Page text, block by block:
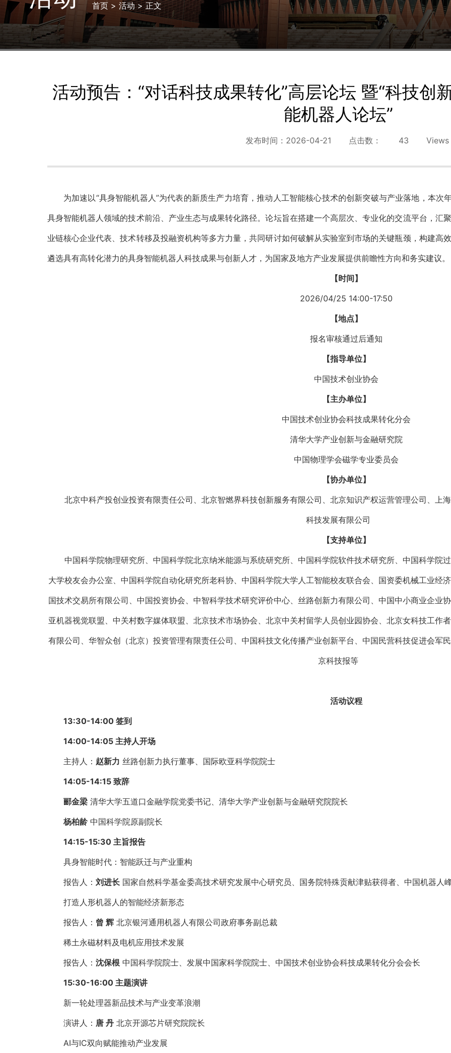
首页 > 活动> 正文
活动预告：“对话科技成果转化”高层论坛 暨“科技
能机器人论坛”
发布时间：2026-04-21 点击数： 43 Views
为加速以“具身智能机器人”为代表的新质生产力培育，推动人工智能核心技术的创新突破与产业落地，本次
具身智能机器人领域的技术前沿、产业生态与成果转化路径。论坛旨在搭建一个高层次、专业化的交流平台，汇
业链核心企业代表、技术转移及投融资机构等多方力量，共同研讨如何破解从实验室到市场的关键瓶颈，构建高
遴选具有高转化潜力的具身智能机器人科技成果与创新人才，为国家及地方产业发展提供前瞻性方向和务实建议。
【时间】
2026/04/25 14:00-17:50
【地点】
报名审核通过后通知
【指导单位】
中国技术创业协会
【主办单位】
中国技术创业协会科技成果转化分会
清华大学产业创新与金融研究院
中国物理学会磁学专业委员会
【协办单位】
北京中科产投创业投资有限责任公司、北京智燃界科技创新服务有限公司、北京知识产权运营管理公司、上
科技发展有限公司
【支持单位】
中国科学院物理研究所、中国科学院北京纳米能源与系统研究所、中国科学院软件技术研究所、中国科学院
大学校友会办公室、中国科学院自动化研究所老科协、中国科学院大学人工智能校友联合会、国资委机械工业经
国技术交易所有限公司、中国投资协会、中智科学技术研究评价中心、丝路创新力有限公司、中国中小商业企业
亚机器视觉联盟、中关村数字媒体联盟、北京技术市场协会、北京中关村留学人员创业园协会、北京女科技工作
有限公司、华智众创（北京）投资管理有限责任公司、中国科技文化传播产业创新平台、中国民营科技促进会军
京科技报等
活动议程
13:30-14:00 签到
14:00-14:05 主持人开场
主持人： 赵新力 丝路创新力执行董事、国际欧亚科学院院士
14:05-14:15 致辞
郦金梁清华大学五道口金融学院党委书记、清华大学产业创新与金融研究院院长
杨柏龄中国科学院原副院长
14:15-15:30 主旨报告
具身智能时代：智能跃迁与产业重构
报告人： 刘进长国家自然科学基金委高技术研究发展中心研究员、国务院特殊贡献津贴获得者、中国机器人
打造人形机器人的智能经济新形态
报告人： 曾 辉北京银河通用机器人有限公司政府事务副总裁
稀土永磁材料及电机应用技术发展
报告人： 沈保根中国科学院院士、发展中国家科学院院士、中国技术创业协会科技成果转化分会会长
15:30-16:00 主题演讲
新一轮处理器新品技术与产业变革浪潮
演讲人： 唐 丹北京开源芯片研究院院长
AI与IC双向赋能推动产业发展